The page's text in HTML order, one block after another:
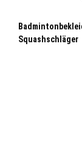
Squashschläger